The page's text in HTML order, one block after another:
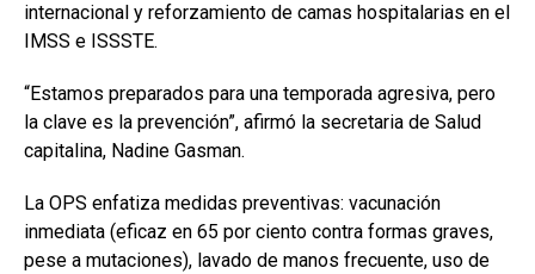
internacional y reforzamiento de camas hospitalarias en el
IMSS e ISSSTE.
“Estamos preparados para una temporada agresiva, pero
la clave es la prevención”, afirmó la secretaria de Salud
capitalina, Nadine Gasman.
La OPS enfatiza medidas preventivas: vacunación
inmediata (eficaz en 65 por ciento contra formas graves,
pese a mutaciones), lavado de manos frecuente, uso de